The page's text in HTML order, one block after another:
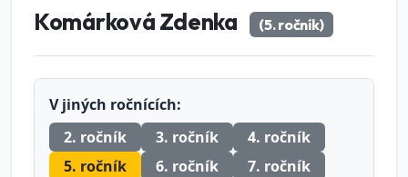
Komárková Zdenka (5. ročník)
V jiných ročnících:
2. ročník
3. ročník
4. ročník
5. ročník
6. ročník 7. ročník